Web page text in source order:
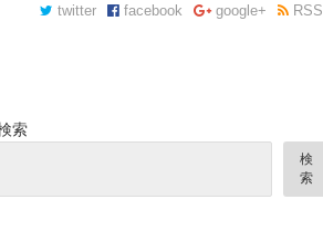
twitter facebook google+ RSS
索
検
索